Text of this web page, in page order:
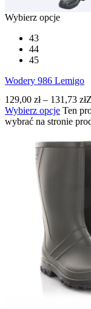
Wybierz opcje
43
44
45
Wodery 986 Lemigo
129,00 zł – 131,73 zł
Wybierz opcje Ten
wybrać na stronie